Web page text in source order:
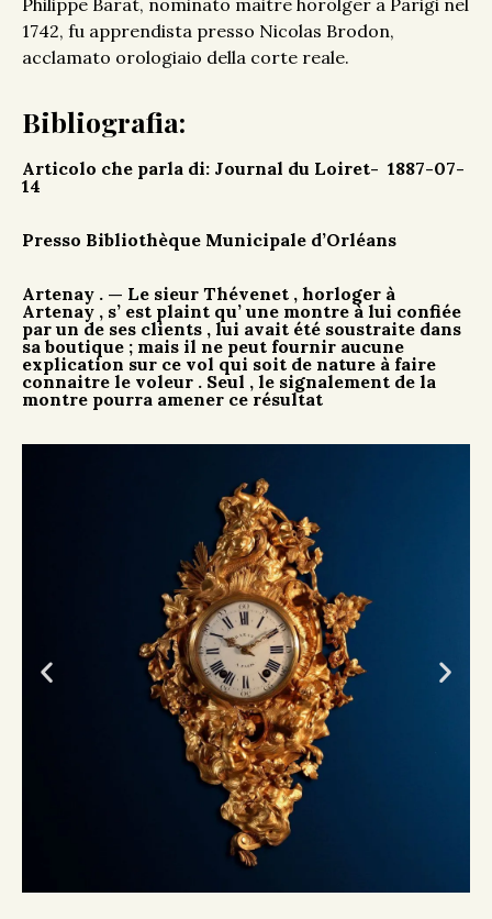
Philippe Barat, nominato maitre horolger a Parigi nel
1742, fu apprendista presso Nicolas Brodon,
acclamato orologiaio della corte reale.
Bibliografia:
Articolo che parla di: Journal du Loiret- 1887-07-
14
Presso Bibliothèque Municipale d’Orléans
Artenay . — Le sieur Thévenet , horloger à
Artenay , s’ est plaint qu’ une montre à lui confiée
par un de ses clients , lui avait été soustraite dans
sa boutique ; mais il ne peut fournir aucune
explication sur ce vol qui soit de nature à faire
connaitre le voleur . Seul , le signalement de la
montre pourra amener ce résultat